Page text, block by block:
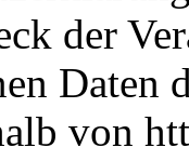
der
Daten
von